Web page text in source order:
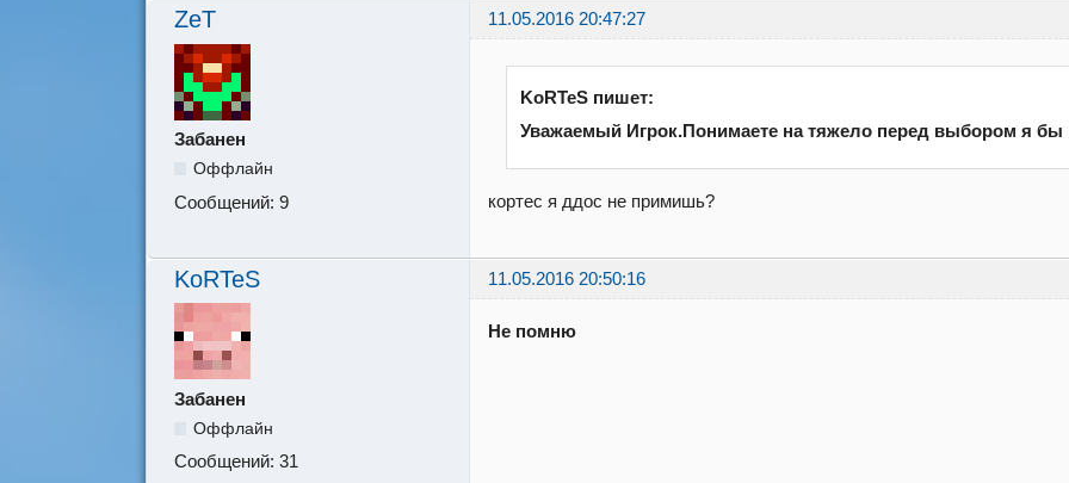
ZeT 11.05.2016 20:47:27
Забанен
Оффлайн
Сообщений: 9
KoRTeS пишет:
Уважаемый Игрок.Понимаете на тяжело перед выбором я
кортес я ддос не примишь?
KoRTeS 11.05.2016 20:50:16
Забанен
Оффлайн
Сообщений: 31
Не помню